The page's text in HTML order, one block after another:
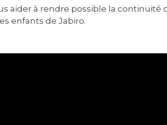
aider à rendre possible la continuité
enfants de Jabiro.